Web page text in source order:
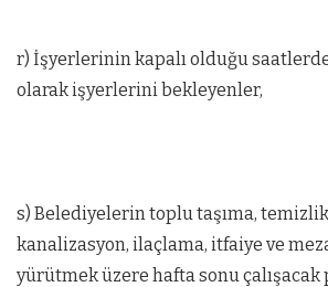
r) İşyerlerinin kapalı olduğu
olarak işyerlerini bekleyenler,
s) Belediyelerin toplu taşıma, temizlik,
kanalizasyon, ilaçlama, itfaiye ve
yürütmek üzere hafta sonu çalışacak